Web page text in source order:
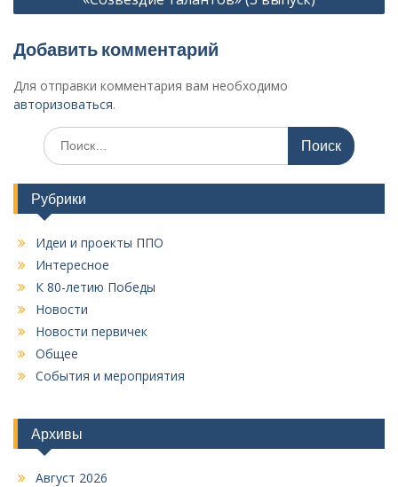
г
а
ц
и
п
и
с
я
м
Добавить комментарий
Для отправки комментария вам необходимо
авторизоваться.
И
с
а
т
:
Рубрики
Идеи и проекты ППО
Интересное
К 80-летию Победы
Новости
Новости первичек
Общее
События и мероприятия
Архивы
Август 2026